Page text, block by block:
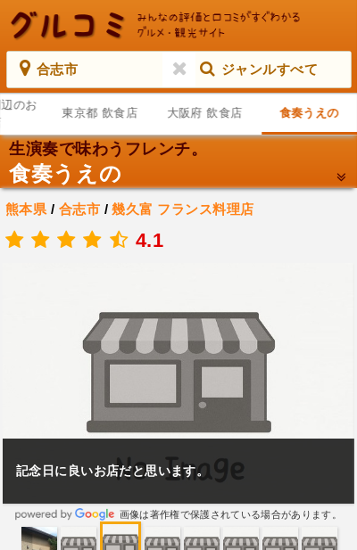
合志市 ジャンルすべて
のお
東京都 飲食店 大阪府 飲食店 食奏うえの
生演奏で味わうフレンチ。
食奏うえの
熊本県 / 合志市 /幾久富 フランス料理店
4.1
記念日に良いお店だと思います。
画像は著作権で保護されている場合があります。